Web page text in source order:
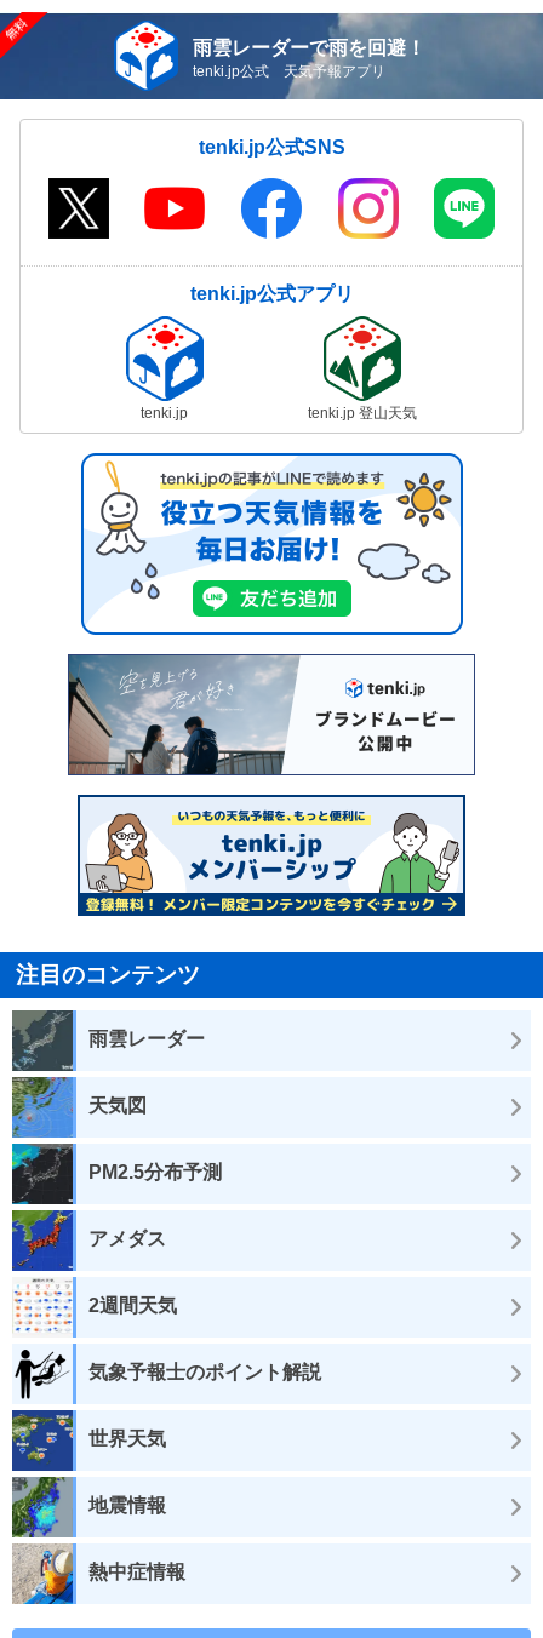
雨雲レーダーで雨を回避！
tenki.jp公式 天気予報アプリ
tenki.jp公式SNS
tenki.jp公式アプリ
tenki.jp tenki.jp 登山天気
注目のコンテンツ
雨雲レーダー
天気図
PM2.5分布予測
アメダス
2週間天気
気象予報士のポイント解説
世界天気
地震情報
熱中症情報